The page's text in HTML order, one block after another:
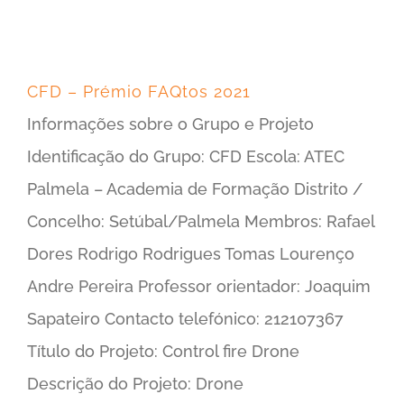
CFD – Prémio FAQtos 2021
Informações sobre o Grupo e Projeto
Identificação do Grupo: CFD Escola: ATEC
Palmela – Academia de Formação Distrito /
Concelho: Setúbal/Palmela Membros: Rafael
Dores Rodrigo Rodrigues Tomas Lourenço
Andre Pereira Professor orientador: Joaquim
Sapateiro Contacto telefónico: 212107367
Título do Projeto: Control fire Drone
Descrição do Projeto: Drone